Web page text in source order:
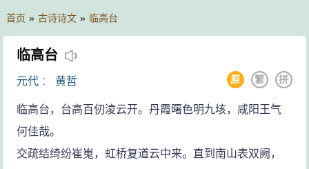
首页 » 古诗诗文 » 临高台
临高台
元代 ：黄哲 拼
繁
原
临高台，台高百仞淩云开。丹霞曙色明九垓，咸阳王气
何佳哉。
交疏结绮纷崔嵬，虹桥复道云中来。直到南山表双阙，